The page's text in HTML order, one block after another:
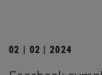
02 | 02 | 2024